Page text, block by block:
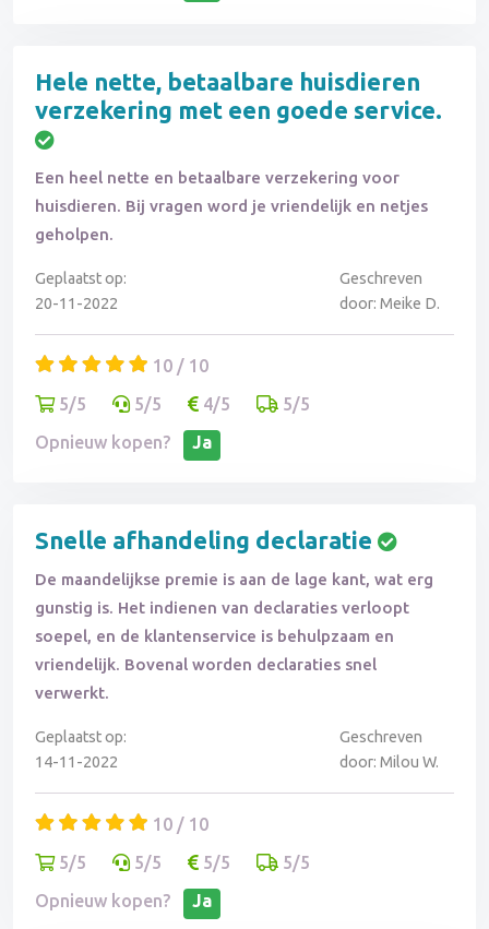
Hele nette, betaalbare huisdieren
verzekering met een goede service.
Een heel nette en betaalbare verzekering voor
huisdieren. Bij vragen word je vriendelijk en netjes
geholpen.
Geplaatst op:
20-11-2022
Geschreven
door: Meike D.
10 / 10
5/5
5/5 4/5
5/5
Opnieuw kopen?
Ja
Snelle afhandeling declaratie
De maandelijkse premie is aan de lage kant, wat erg
gunstig is. Het indienen van declaraties verloopt
soepel, en de klantenservice is behulpzaam en
vriendelijk. Bovenal worden declaraties snel
verwerkt.
Geplaatst op:
14-11-2022
Geschreven
door: Milou W.
10 / 10
5/5
5/5 5/5
5/5
Opnieuw kopen?
Ja